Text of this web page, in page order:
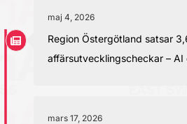
maj 4, 2026
Region Östergötland satsar
affärsutvecklingscheckar –
mars 17, 2026